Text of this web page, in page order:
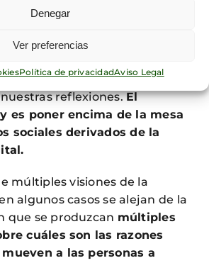
Denegar
Ver preferencias
Política de privacidadAviso Legal
instancia) a consultar
próximo para acercaros
reflexiones.El
es poner encima de la mesa
sociales derivados de la
múltiples visiones de la
algunos casos se alejan de la
que se produzcan múltiples
cuáles son las razones
a las personas a